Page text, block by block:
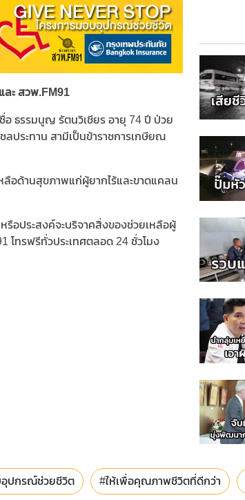
ละ สวพ.FM91
ธรรมนูญ รัตนวิเชียร อายุ 74 ปี ป่วย
ลประทาน สามีเป็นข้าราชการเกษียณ
อด้านสุขภาพแก่ผู้ยากไร้และขาดแคลน
อประสงค์จะบริจาคสิ่งของช่วยเหลือผู้
โทรฟรีทั่วประเทศตลอด 24 ชั่วโมง
อุปกรณ์ช่วยชีวิต #ให้เพื่อคุณภาพชีวิตที่ดีกว่า